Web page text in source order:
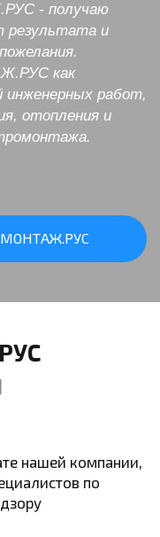
- получаю
результата и
как
инженерных работ,
отопления и
МОНТАЖ.РУС
нашей компании,
по